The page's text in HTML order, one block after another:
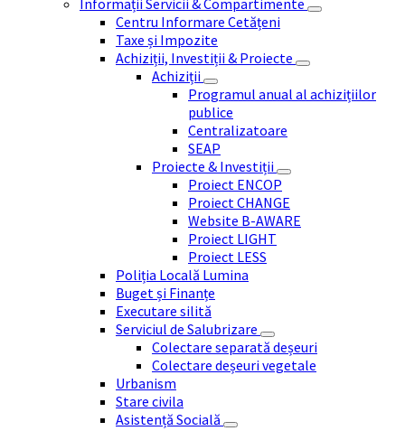
Informații Servicii & Compartimente
Centru Informare Cetățeni
Taxe și Impozite
Achiziții, Investiții & Proiecte
Achiziții
Programul anual al achizițiilor
publice
Centralizatoare
SEAP
Proiecte & Investiții
Proiect ENCOP
Proiect CHANGE
Website B-AWARE
Proiect LIGHT
Proiect LESS
Poliția Locală Lumina
Buget și Finanțe
Executare silită
Serviciul de Salubrizare
Colectare separată deșeuri
Colectare deșeuri vegetale
Urbanism
Stare civila
Asistență Socială